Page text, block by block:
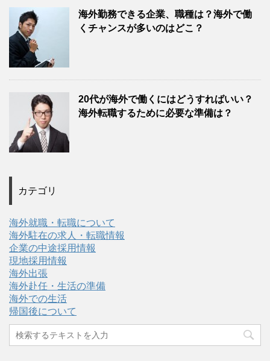
海外勤務できる企業、職種は？海外で働
くチャンスが多いのはどこ？
20代が海外で働くにはどうすればいい？
海外転職するために必要な準備は？
カテゴリ
海外就職・転職について
海外駐在の求人・転職情報
企業の中途採用情報
現地採用情報
海外出張
海外赴任・生活の準備
海外での生活
帰国後について